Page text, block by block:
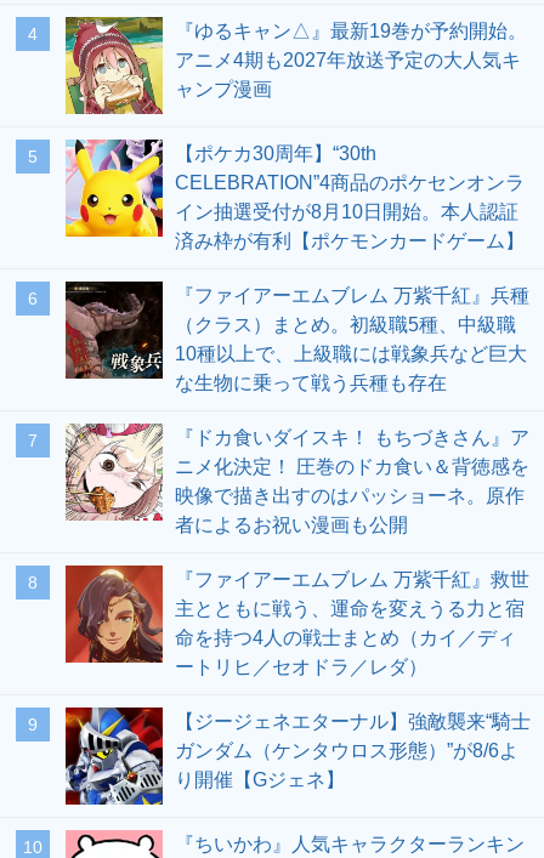
4
『ゆるキャン△』最新19巻が予約開始。
アニメ4期も2027年放送予定の大人気キ
ャンプ漫画
5
【ポケカ30周年】“30th
CELEBRATION”4商品のポケセンオンラ
イン抽選受付が8月10日開始。本人認証
済み枠が有利【ポケモンカードゲーム】
6
『ファイアーエムブレム 万紫千紅』兵種
（クラス）まとめ。初級職5種、中級職
10種以上で、上級職には戦象兵など巨大
な生物に乗って戦う兵種も存在
7
『ドカ食いダイスキ！ もちづきさん』ア
ニメ化決定！ 圧巻のドカ食い＆背徳感を
映像で描き出すのはパッショーネ。原作
者によるお祝い漫画も公開
8
『ファイアーエムブレム 万紫千紅』救世
主とともに戦う、運命を変えうる力と宿
命を持つ4人の戦士まとめ（カイ／ディ
ートリヒ／セオドラ／レダ）
9
【ジージェネエターナル】強敵襲来“騎士
ガンダム（ケンタウロス形態）”が8/6よ
り開催【Gジェネ】
10
『ちいかわ』人気キャラクターランキン